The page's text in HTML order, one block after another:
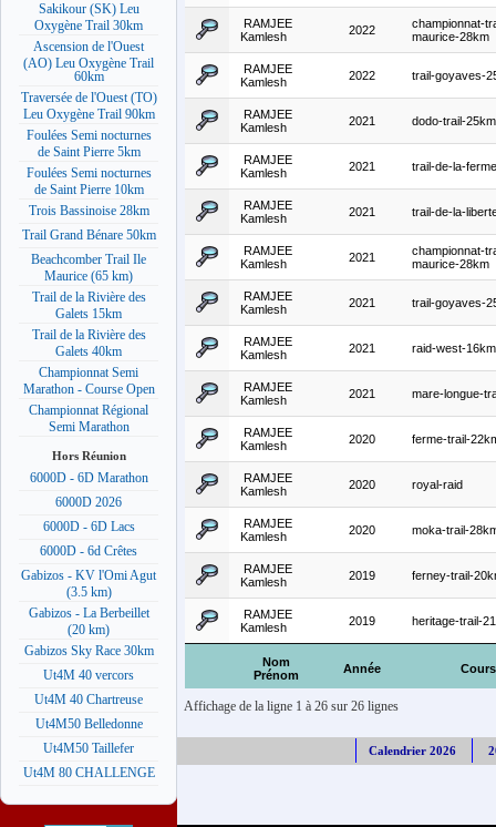
Sakikour (SK) Leu
Oxygène Trail 30km
Ascension de l'Ouest
(AO) Leu Oxygène Trail
60km
Traversée de l'Ouest (TO)
Leu Oxygène Trail 90km
Foulées Semi nocturnes
de Saint Pierre 5km
Foulées Semi nocturnes
de Saint Pierre 10km
Trois Bassinoise 28km
Trail Grand Bénare 50km
Beachcomber Trail Ile
Maurice (65 km)
Trail de la Rivière des
Galets 15km
Trail de la Rivière des
Galets 40km
Championnat Semi
Marathon - Course Open
Championnat Régional
Semi Marathon
Hors Réunion
6000D - 6D Marathon
6000D 2026
6000D - 6D Lacs
6000D - 6d Crêtes
Gabizos - KV l'Omi Agut
(3.5 km)
Gabizos - La Berbeillet
(20 km)
Gabizos Sky Race 30km
Ut4M 40 vercors
Ut4M 40 Chartreuse
Ut4M50 Belledonne
Ut4M50 Taillefer
Ut4M 80 CHALLENGE
Nom
Prénom
Année
RAMJEE
Kamlesh
2022
championnat-
maurice-28km
RAMJEE
Kamlesh
2022 trail-goyaves-
RAMJEE
Kamlesh
2021 dodo-trail-25km
RAMJEE
Kamlesh
2021 trail-de-la-
RAMJEE
Kamlesh
2021 trail-de-la-
RAMJEE
Kamlesh
2021
championnat-
maurice-28km
RAMJEE
Kamlesh
2021 trail-goyaves-
RAMJEE
Kamlesh
2021 raid-west-16km
RAMJEE
Kamlesh
2021 mare-longue-
RAMJEE
Kamlesh
2020 ferme-trail-
RAMJEE
Kamlesh
2020 royal-raid
RAMJEE
Kamlesh
2020 moka-trail-
RAMJEE
Kamlesh
2019 ferney-trail-
RAMJEE
Kamlesh
2019 heritage-trail-
Affichage de la ligne 1 à 26 sur 26 lignes
Calendrier 2026